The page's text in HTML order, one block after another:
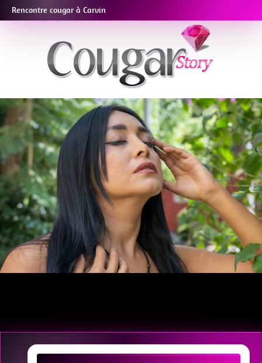
Rencontre cougar à Carvin